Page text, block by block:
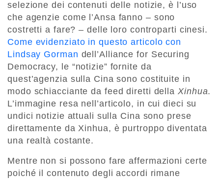
selezione dei contenuti delle notizie, è l’uso
che agenzie come l’Ansa fanno – sono
costretti a fare? – delle loro controparti cinesi.
Come evidenziato in questo articolo con
Lindsay Gorman dell’Alliance for Securing
Democracy, le “notizie” fornite da
quest’agenzia sulla Cina sono costituite in
modo schiacciante da feed diretti della Xinhua.
L’immagine resa nell’articolo, in cui dieci su
undici notizie attuali sulla Cina sono prese
direttamente da Xinhua, è purtroppo diventata
una realtà costante.
Mentre non si possono fare affermazioni certe
poiché il contenuto degli accordi rimane